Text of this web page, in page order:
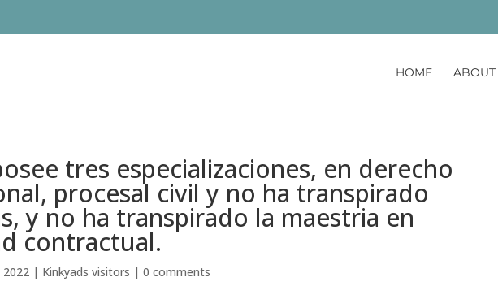
HOME ABOUT
tres especializaciones, en derecho
procesal civil y no ha transpirado
y no ha transpirado la maestria en
contractual.
2022 | Kinkyads visitors |0 comments